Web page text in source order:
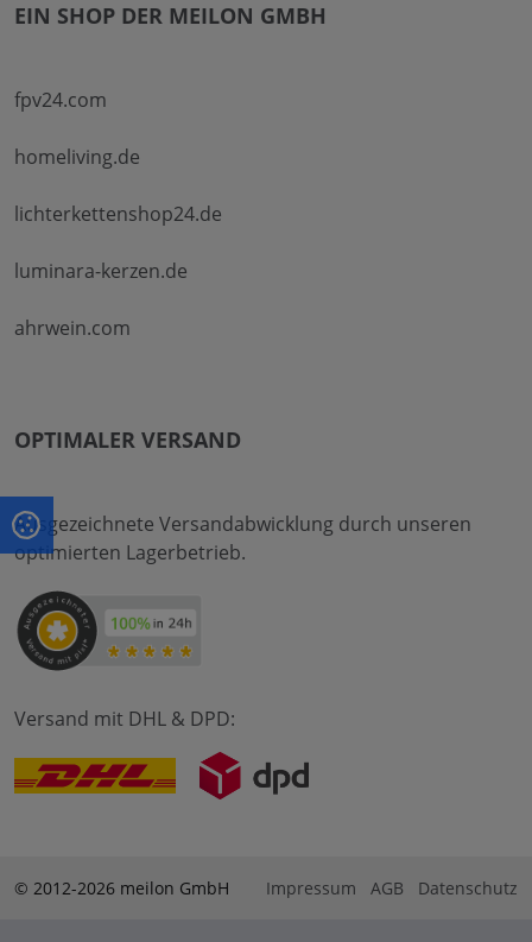
EIN SHOP DER MEILON GMBH
fpv24.com
homeliving.de
lichterkettenshop24.de
luminara-kerzen.de
ahrwein.com
OPTIMALER VERSAND
Ausgezeichnete Versandabwicklung durch unseren
optimierten Lagerbetrieb.
Versand mit DHL & DPD:
© 2012-2026 meilon GmbH Impressum AGB Datenschutz